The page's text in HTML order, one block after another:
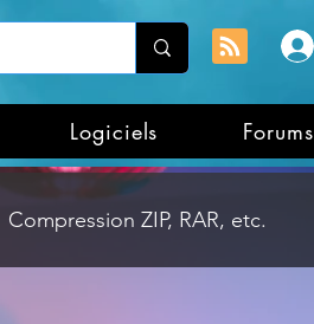
Logiciels Forums
Compression ZIP, RAR, etc.